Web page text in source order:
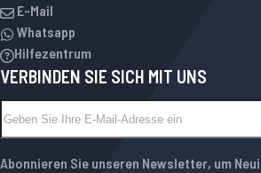
E-Mail
Whatsapp
Hilfezentrum
VERBINDEN SIE SICH MIT UNS
NEWSLETTER
Abonnieren Sie unseren Newsletter, um